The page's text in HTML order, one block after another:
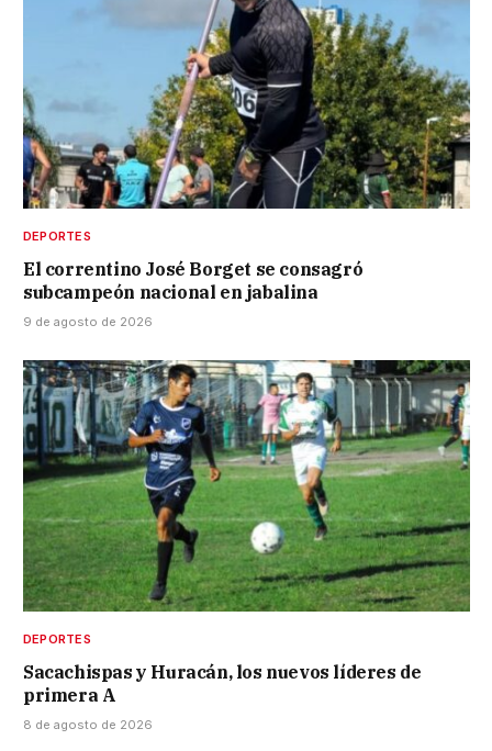
DEPORTES
El correntino José Borget se consagró
subcampeón nacional en jabalina
9 de agosto de 2026
DEPORTES
Sacachispas y Huracán, los nuevos líderes de
primera A
8 de agosto de 2026